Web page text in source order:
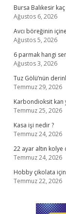
Bursa Balıkesir kaç
Ağustos 6, 2026
Avcı böreğinin
Ağustos 5, 2026
6 parmak hangi
Ağustos 3, 2026
Tuz Gölü’nün
Temmuz 29, 2026
Karbondioksit kan
Temmuz 25, 2026
Kasa işi nedir ?
Temmuz 24, 2026
22 ayar altın
Temmuz 24, 2026
Hobby çikolata
Temmuz 22, 2026